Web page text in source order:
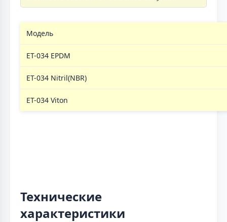
Модель
ЕТ-034 EPDM
ЕТ-034 Nitril(NBR)
ЕТ-034 Viton
Технические
характеристики